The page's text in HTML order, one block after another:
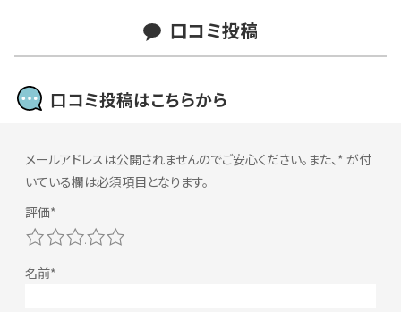
口コミ投稿
口コミ投稿はこちらから
メールアドレスは公開されませんのでご安心ください。また、* が付
いている欄は必須項目となります。
5
4
3
2